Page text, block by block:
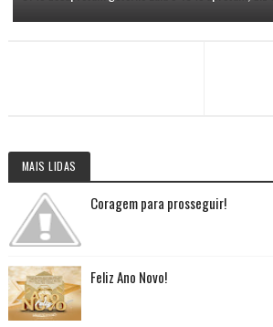
MAIS LIDAS
Coragem para prosseguir!
Feliz Ano Novo!